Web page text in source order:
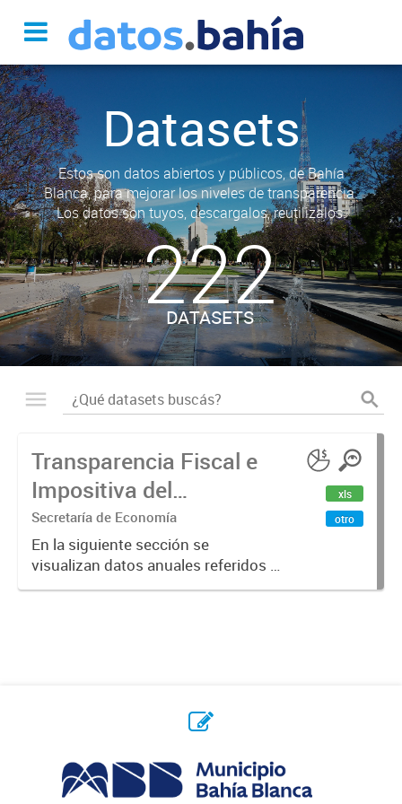
Datasets
Estos son datos abiertos y públicos, de Bahía
Blanca, para mejorar los niveles de transparencia.
Los datos son tuyos, descargalos, reutilizalos.
222
DATASETS
Transparencia Fiscal e
Impositiva del
Municipio. Año 2023
Secretaría de Economía
En la siguiente sección se
visualizan datos anuales referidos a
la transparencia fiscal e impositiva
xls
otro